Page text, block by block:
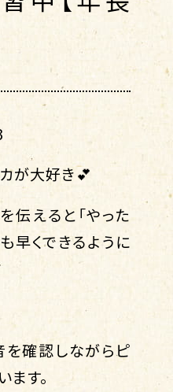
が大好き💕
伝えると「やった
早くできるように
を確認しながらピ
す。